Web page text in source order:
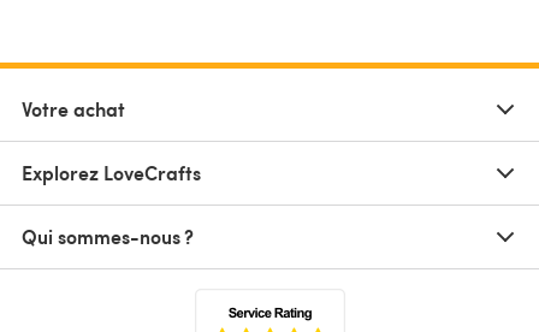
Votre achat
Explorez LoveCrafts
Qui sommes-nous ?